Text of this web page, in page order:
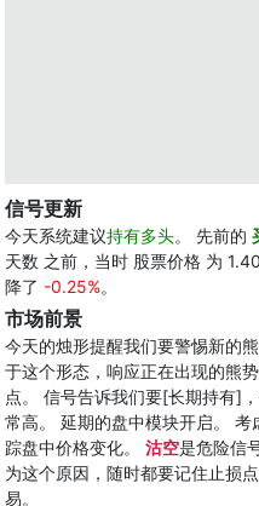
信号更新
今天系统建议持有多头。 先前的
天数 之前，当时 股票价格 为
降了 -0.25%。
市场前景
今天的烛形提醒我们要警惕新的
于这个形态，响应正在出现的熊
点。 信号告诉我们要[长期持有]
常高。 延期的盘中模块开启。
踪盘中价格变化。 沽空是危险信
为这个原因，随时都要记住止损
易。